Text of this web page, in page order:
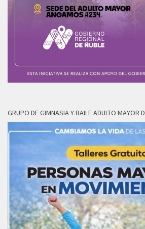
GRUPO DE GIMNASIA Y BAILE ADULTO MAYOR